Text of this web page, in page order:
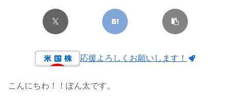
応援よろしくお願いします！
こんにちわ！！ぽん太です。